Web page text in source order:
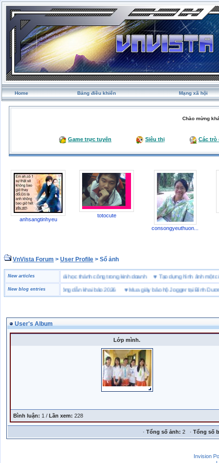
Home Bảng điều khiển Mạng xã hội
Chào mừng
Game trực tuyến Siêu thị Các trò
anhsangtinhyeu
totocute
consongyeuthuon...
VnVista Forum > User Profile > Sổ ảnh
New articles
biệt” của Microsoft ♥4 bài học thành công trong kinh doanh ♥Tạo dựng hình ảnh
New blog entries
hải quan là gì? Hướng dẫn khai báo 2026♥ Mua giày bảo hộ Jogger tại Bình Dương
User's Album
Lớp mình.
Bình luận: 1 / Lần xem: 228
· Tổng số ảnh: 2 · Tổng số
Invision